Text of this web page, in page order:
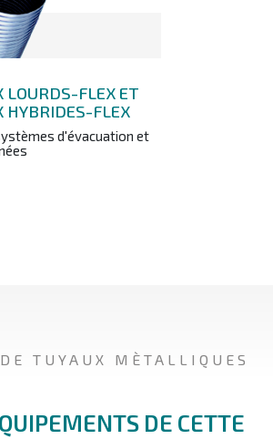
LOURDS-FLEX ET
HYBRIDES-FLEX
d'évacuation et
TUYAUX MÈTALLIQUES
DE CETTE